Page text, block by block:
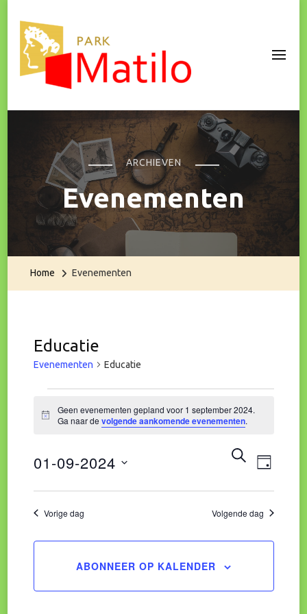
Park Matilo
ARCHIEVEN
Evenementen
Home Evenementen
Educatie
Evenementen Educatie
Evenementen
1
september
2024
Bericht
Geen evenementen gepland voor 1 september 2024.
Ga naar devolgende aankomende evenementen.
ZOEKEN
DAG
01-09-2024
Selecteer
eenVorige dag Volgende dag
ABONNEER OP KALENDER